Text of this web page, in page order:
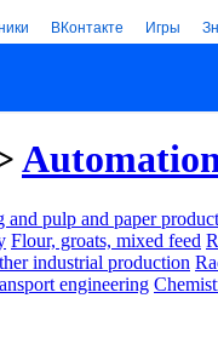
ВКонтакте Игры
pulp and paper
Flour, groats, mixed feed
industrial production
engineering